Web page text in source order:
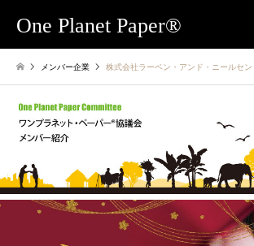
One Planet Paper®
メンバー企業 株式会社ラーベン・アンド・ニールセン